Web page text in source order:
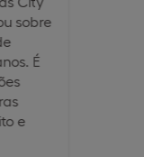
sobre
É
e